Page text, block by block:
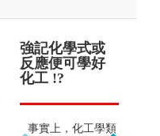
畢業後只懂大
型電機機械或
硬體 !?
電資跨領域主要學
強記化學式或
反應便可學好
化工 !?
事實上，化工學類